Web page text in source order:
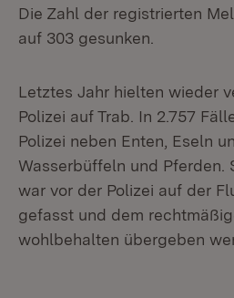
Die Zahl der registrierten
auf 303 gesunken.
Letztes Jahr hielten wieder
Polizei auf Trab. In 2.757
Polizei neben Enten, Eseln
Wasserbüffeln und Pferden.
war vor der Polizei auf der
gefasst und dem
wohlbehalten übergeben